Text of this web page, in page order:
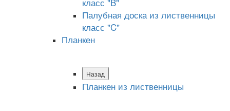
Палубная доска из лиственницы
класс "C"
Планкен
Назад
Планкен из лиственницы